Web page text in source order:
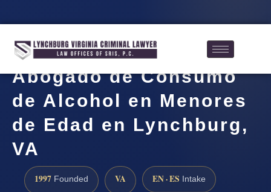
Abogado de Consumo
de Alcohol en Menores
de Edad en Lynchburg,
VA
1997 Founded VA EN · ES Intake